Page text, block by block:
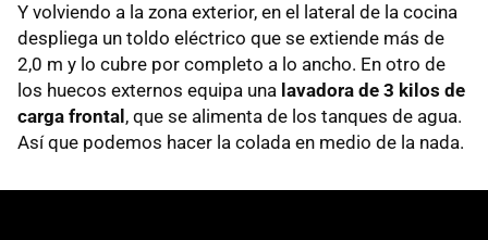
Y volviendo a la zona exterior, en el lateral de la cocina
despliega un toldo eléctrico que se extiende más de
2,0 m y lo cubre por completo a lo ancho. En otro de
los huecos externos equipa una lavadora de 3 kilos de
carga frontal , que se alimenta de los tanques de agua.
Así que podemos hacer la colada en medio de la nada.